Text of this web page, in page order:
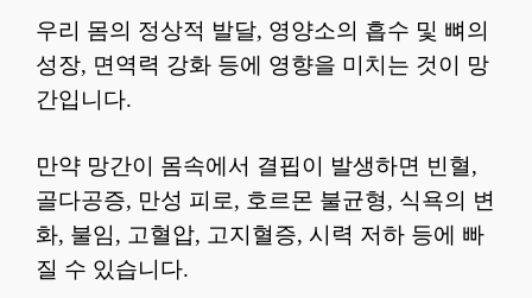
우리 몸의 정상적 발달, 영양소의 흡수 및 뼈의
성장, 면역력 강화 등에 영향을 미치는 것이 망
간입니다.
만약 망간이 몸속에서 결핍이 발생하면 빈혈,
골다공증, 만성 피로, 호르몬 불균형, 식욕의 변
화, 불임, 고혈압, 고지혈증, 시력 저하 등에 빠
질 수 있습니다.